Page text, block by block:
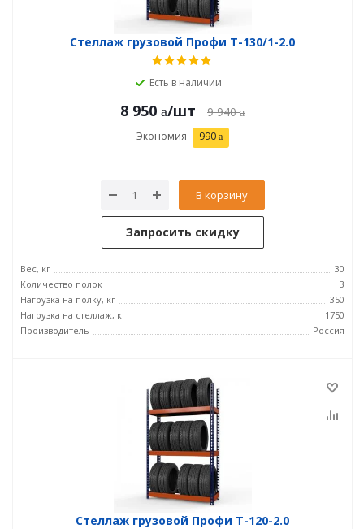
Стеллаж грузовой Профи Т-130/1-2.0
Есть в наличии
8 950 /шт 9 940
Экономия 990
В корзину
Запросить скидку
Вес, кг
30
Количество полок
3
Нагрузка на полку, кг
350
Нагрузка на стеллаж, кг
1750
Производитель
Россия
Стеллаж грузовой Профи Т-120-2.0